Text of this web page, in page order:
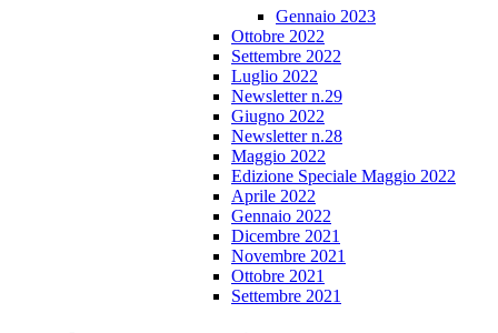
Gennaio 2023
Ottobre 2022
Settembre 2022
Luglio 2022
Newsletter n.29
Giugno 2022
Newsletter n.28
Maggio 2022
Edizione Speciale Maggio 2022
Aprile 2022
Gennaio 2022
Dicembre 2021
Novembre 2021
Ottobre 2021
Settembre 2021